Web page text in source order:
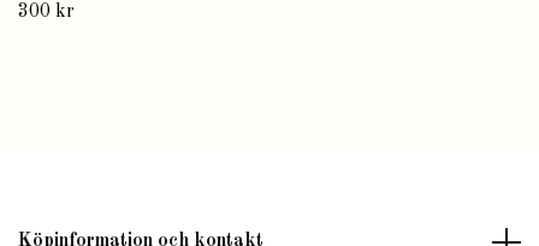
300 kr
Köpinformation och kontakt